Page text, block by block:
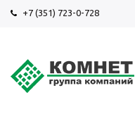
+7 (351) 723-0-728